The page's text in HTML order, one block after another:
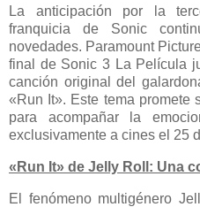
La anticipación por la
franquicia de Sonic
novedades. Paramount
final de Sonic 3 La Película
canción original del
«Run It». Este tema promete
para acompañar la
exclusivamente a cines el 25
«Run It» de Jelly Roll: Una
El fenómeno multigénero